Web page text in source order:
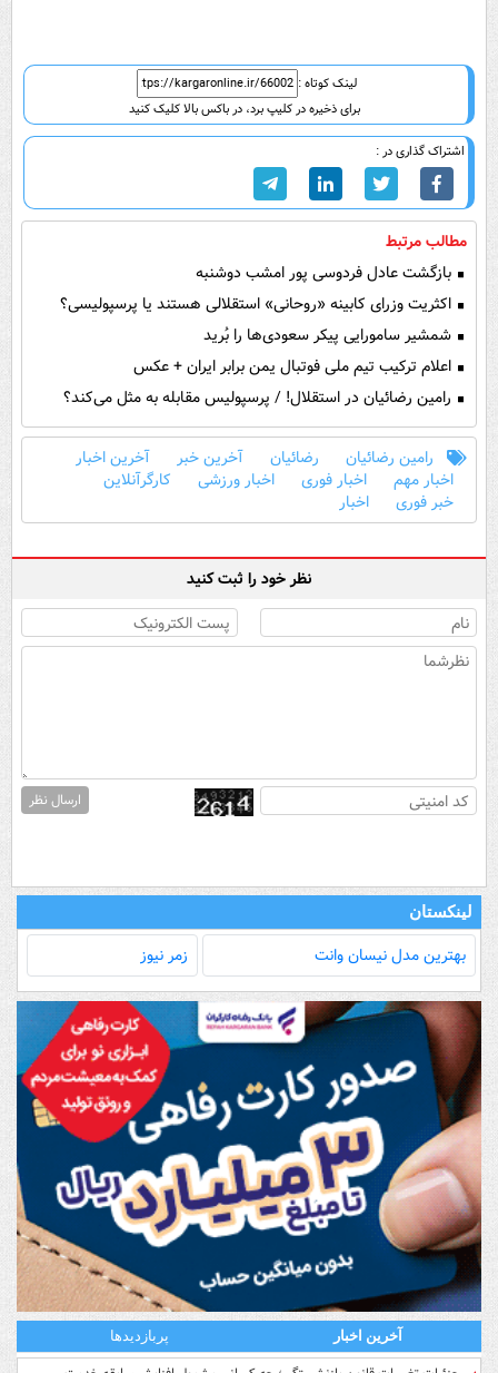
لینک کوتاه :
برای ذخیره در کلیپ برد، در باکس بالا کلیک کنید
اشتراک گذاری در :
مطالب مرتبط
بازگشت عادل فردوسی پور امشب دوشنبه
اکثریت وزرای کابینه «روحانی» استقلالی هستند یا پرسپولیسی؟
شمشیر سامورایی پیکر سعودی‌ها را بُرید
اعلام ترکیب تیم ملی فوتبال یمن برابر ایران + عکس
رامین رضائیان در استقلال! / پرسپولیس مقابله به مثل می‌کند؟
رامین رضائیان رضائیان آخرین خبر
آخرین اخبار
اخبار مهم
اخبار فوری اخبار ورزشی
کارگرآنلاین
خبر فوری
اخبار
نظر خود را ثبت کنید
ارسال نظر
لینکستان
بهترین مدل‌ نیسان وانت زمر نیوز
آخرین اخبار پربازدیدها